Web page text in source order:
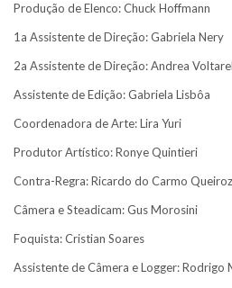
Produção de Elenco: Chuck Hoffmann
1a Assistente de Direção: Gabriela Nery
2a Assistente de Direção: Andrea
Assistente de Edição: Gabriela Lisbôa
Coordenadora de Arte: Lira Yuri
Produtor Artístico: Ronye Quintieri
Contra-Regra: Ricardo do Carmo Queiroz
Câmera e Steadicam: Gus Morosini
Foquista: Cristian Soares
Assistente de Câmera e Logger: Rodrigo